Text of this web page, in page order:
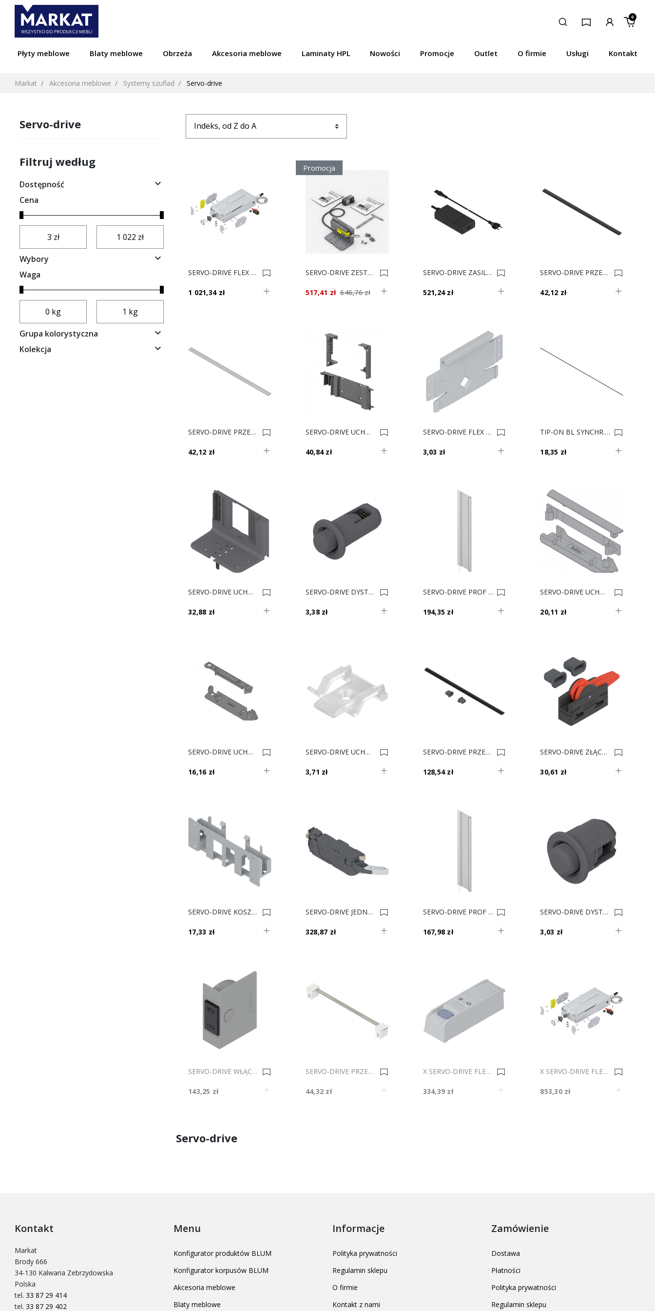
Płyty meblowe Blaty meblowe Obrzeża Akcesoria meblowe Laminaty HPL Nowości Promocje Outlet O firmie Usługi Kontakt
0
Markat Akcesoria meblowe Systemy szuflad Servo-drive
Servo-drive
Filtruj według
Dostępność 
Cena
Wybory 
Waga
Grupa kolorystyczna 
Kolekcja 
SERVO-DRIVE FLEX ZESTAW Z10C500A Nowy 0036265
1 021,34 zł
Promocja
SERVO-DRIVE ZESTAW UNO Z10UB00EE Nowy 0034832
517,41 zł 646,76 zł
SERVO-DRIVE ZASILACZ 72W Z10NE04EE 0034088
521,24 zł
SERVO-DRIVE PRZEWÓD SYNCH. DO LODÓWKI Z10K300A 3m Czarny 0022928
42,12 zł
SERVO-DRIVE PRZEWÓD SYNCH. DO LODÓWKI Z10K300A 3m Szary 0015091
42,12 zł
SERVO-DRIVE UCHWYT PR.NOŚN.POZIOMY Z10D5210 0013259
40,84 zł
SERVO-DRIVE FLEX MOC.DO ZMYWAR. Z10C5005 0009750
3,03 zł
TIP-ON BL SYNCHR.RELING 140cm T60.1125W 0009100
18,35 zł
SERVO-DRIVE UCHWYT NAPĘDU POJ. Z10D0311 0007519
32,88 zł
SERVO-DRIVE DYSTANS 5mm 993.0530.00 0007267
3,38 zł
SERVO-DRIVE PROF NOŚNY 800mm Z10T800AA 0005446
194,35 zł
SERVO-DRIVE UCHWYT PR.NOŚN.PION D/T Z10D01EA 0004376
20,11 zł
SERVO-DRIVE UCHWYT PR.NOŚN.G/D. Z10D01E0 0004166
16,16 zł
SERVO-DRIVE UCHWYT PRZEW. Z10K0009 0004152
3,71 zł
SERVO-DRIVE PRZEWÓD ELEKTR. 8m Z10K800AE 0004150
128,54 zł
SERVO-DRIVE ZŁĄCZE PINOWE Z10V100E 0004149
30,61 zł
SERVO-DRIVE KOSZYK NA ZASILACZ Z10NG120 0004146
17,33 zł
SERVO-DRIVE JEDNOSTKA NAPĘDU Z10A3000 *** 0004143
328,87 zł
SERVO-DRIVE PROF NOŚNY 670mm Z10T670AA 0004142
167,98 zł
SERVO-DRIVE DYSTANS 8mm 993.0830.01 0004141
3,03 zł
SERVO-DRIVE WŁĄCZNIK SZARY 23P5020 0020426
143,25 zł
SERVO-DRIVE PRZEWÓD SYNCHRONIZACJI SZUFLAD 120cm Z10K120S 0015155
44,32 zł
X SERVO-DRIVE FLEX ODBIOR.RADIOWY Z10C5007 0009200
334,39 zł
X SERVO-DRIVE FLEX ZESTAW Z10C500A 0009088
853,30 zł
Servo-drive
Kontakt
Markat
Brody 666
34-130 Kalwaria Zebrzydowska
Polska
tel. 33 87 29 414
tel. 33 87 29 402
Menu
Konfigurator produktów BLUM
Konfigurator korpusów BLUM
Akcesoria meblowe
Blaty meblowe
Informacje
Polityka prywatności
Regulamin sklepu
O firmie
Kontakt z nami
Zamówienie
Dostawa
Płatności
Polityka prywatności
Regulamin sklepu